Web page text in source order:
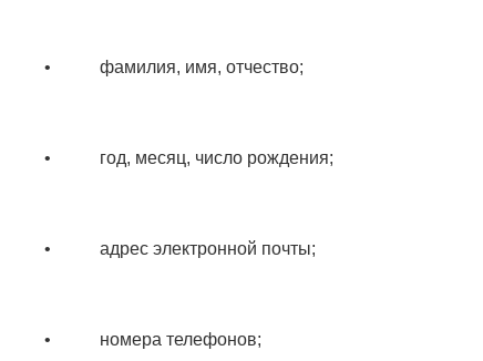
• фамилия, имя, отчество;
• год, месяц, число рождения;
• адрес электронной почты;
• номера телефонов;